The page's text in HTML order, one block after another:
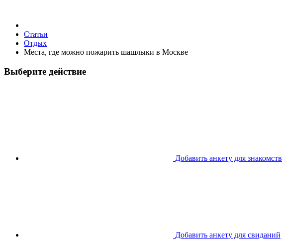
Статьи
Отдых
Места, где можно пожарить шашлыки в Москве
Выберите действие
Добавить анкету для знакомств
Добавить анкету для свиданий